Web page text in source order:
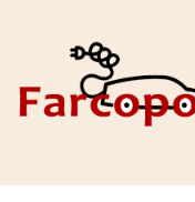
содержанию